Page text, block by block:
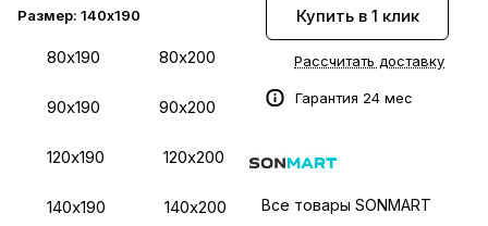
Размер: 140х190
80х190 80х200
90х190 90х200
120х190 120х200
140х190 140х200
Купить в 1 клик
Рассчитать доставку
Гарантия 24 мес
Все товары SONMART